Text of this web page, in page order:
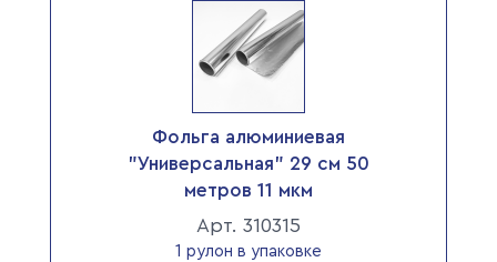
Фольга алюминиевая
"Универсальная" 29 см 50
метров 11 мкм
Арт. 310315
1 рулон в упаковке